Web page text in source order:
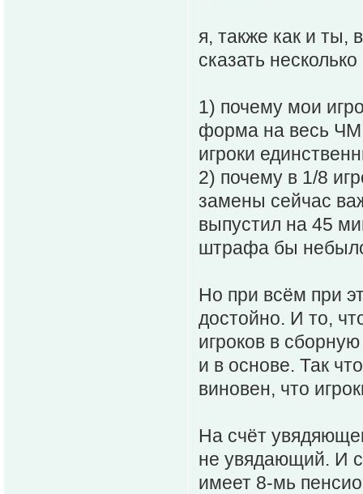
я, также как и ты,
сказать
1) почему мои
форма на весь ЧМ
игроки
2) почему в 1/8
замены сейчас
выпустил на 45
штрафа бы
Но при всём при
достойно. И то,
игроков в
и в основе. Так
виновен, что
На счёт
не увядающий. И
имеет 8-мь